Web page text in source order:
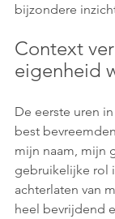
bijzondere
Context
eigenheid
De eerste uren
best
mijn naam, mijn
gebruikelijke rol
achterlaten van
heel bevrijdend